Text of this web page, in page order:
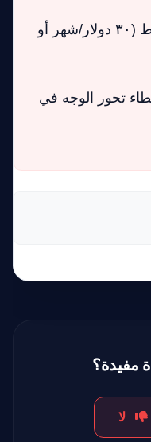
حاجز دخول مكلف بشكل مفرط (٣٠ دولار/شهر أو
تحور الوجه في
مفيدة؟
لا